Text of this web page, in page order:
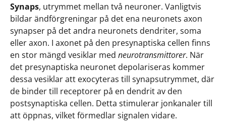
Synaps, utrymmet mellan två neuroner. Vanligtvis
bildar ändförgreningar på det ena neuronets axon
synapser på det andra neuronets dendriter, soma
eller axon. I axonet på den presynaptiska cellen finns
en stor mängd vesiklar med neurotransmittorer. När
det presynaptiska neuronet depolariseras kommer
dessa vesiklar att exocyteras till synapsutrymmet, där
de binder till receptorer på en dendrit av den
postsynaptiska cellen. Detta stimulerar jonkanaler till
att öppnas, vilket förmedlar signalen vidare.